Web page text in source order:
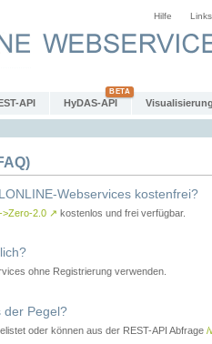
Hilfe Links
API HyDAS-API Visualisierung
Webservices kostenfrei?
>Zero-2.0 ↗ kostenlos und frei verfügbar.
ohne Registrierung verwenden.
der Pegel?
oder können aus der REST-API Abfrage /